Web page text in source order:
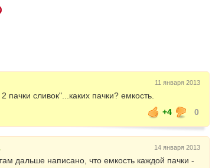
11 января 2013
пачки сливок"...каких пачки? емкость.
+4
0
14 января 2013
дальше написано, что емкость каждой пачки -